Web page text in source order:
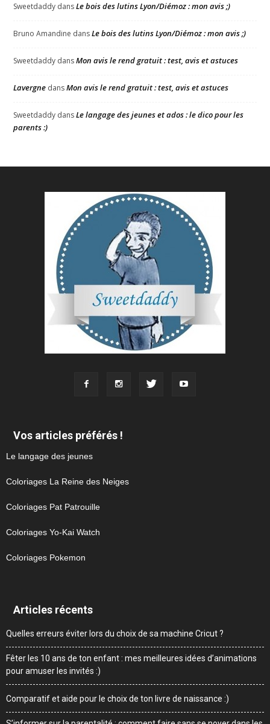
Sweetdaddy dansLe bois des lutins Lyon/Diémoz : mon avis ;)
Bruno Amandine dansLe bois des lutins Lyon/Diémoz : mon avis ;)
Sweetdaddy dansMon avis le rend gratuit : test, avis et astuces
Lavergne dansMon avis le rend gratuit : test, avis et astuces
Sweetdaddy dansLe langage des jeunes et ados : le dico pour les
parents :)
Vos articles préférés !
Le langage des jeunes
Coloriages La Reine des Neiges
Coloriages Pat Patrouille
Coloriages Yo-Kai Watch
Coloriages Pokemon
Articles récents
Quelles erreurs éviter lors du choix de sa machine Cricut ?
Fêter les 10 ans de ton enfant : mes meilleures idées d’animations
pour amuser les invités :)
Comparatif et aide pour le choix de ton livre de naissance :)